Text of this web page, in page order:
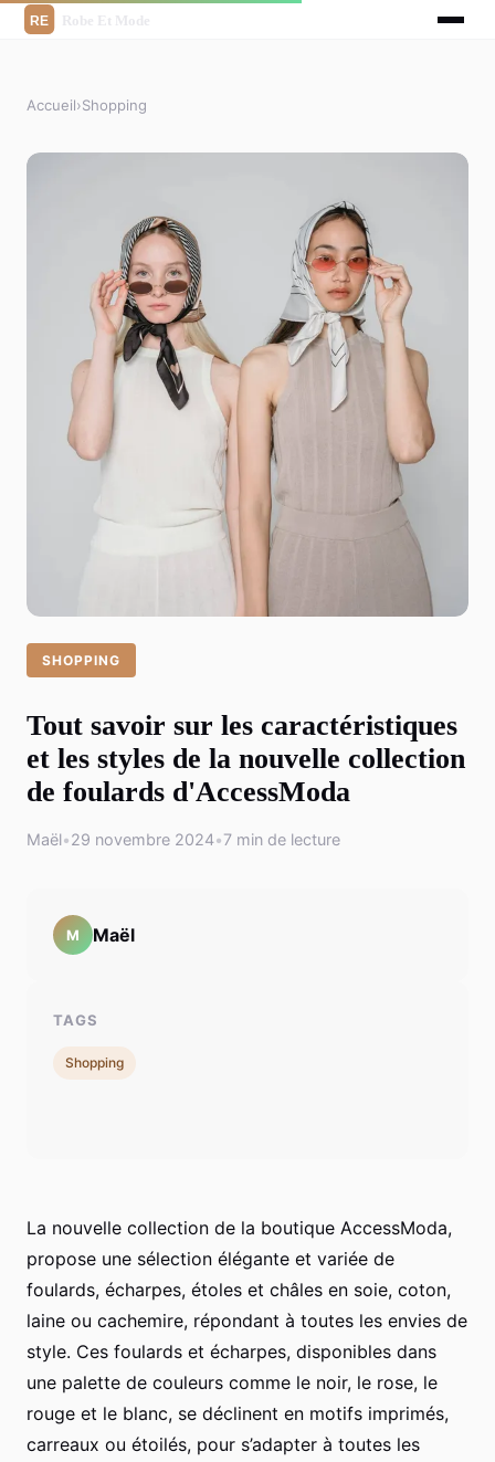
Accueil›Shopping
SHOPPING
Tout savoir sur les caractéristiques
et les styles de la nouvelle collection
de foulards d'AccessModa
Maël•29 novembre 2024•7 min de lecture
La nouvelle collection de la boutique AccessModa,
propose une sélection élégante et variée de
foulards, écharpes, étoles et châles en soie, coton,
laine ou cachemire, répondant à toutes les envies de
style. Ces foulards et écharpes, disponibles dans
une palette de couleurs comme le noir, le rose, le
rouge et le blanc, se déclinent en motifs imprimés,
carreaux ou étoilés, pour s’adapter à toutes les
M Maël
TAGS
Shopping